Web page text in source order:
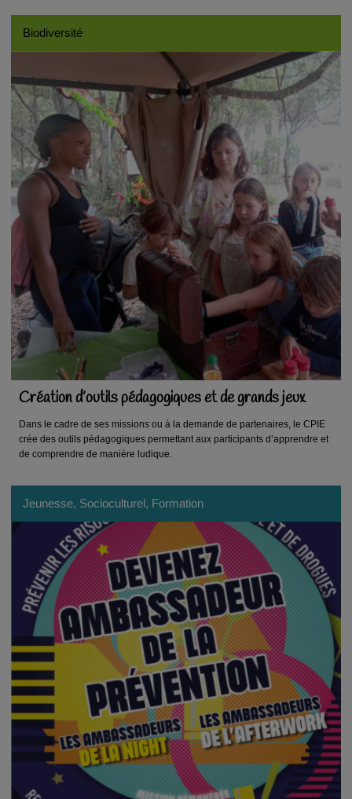
Biodiversité
Création d’outils pédagogiques et de grands jeux
Dans le cadre de ses missions ou à la demande de partenaires, le CPIE
crée des outils pédagogiques permettant aux participants d’apprendre et
de comprendre de manière ludique.
Jeunesse, Socioculturel, Formation